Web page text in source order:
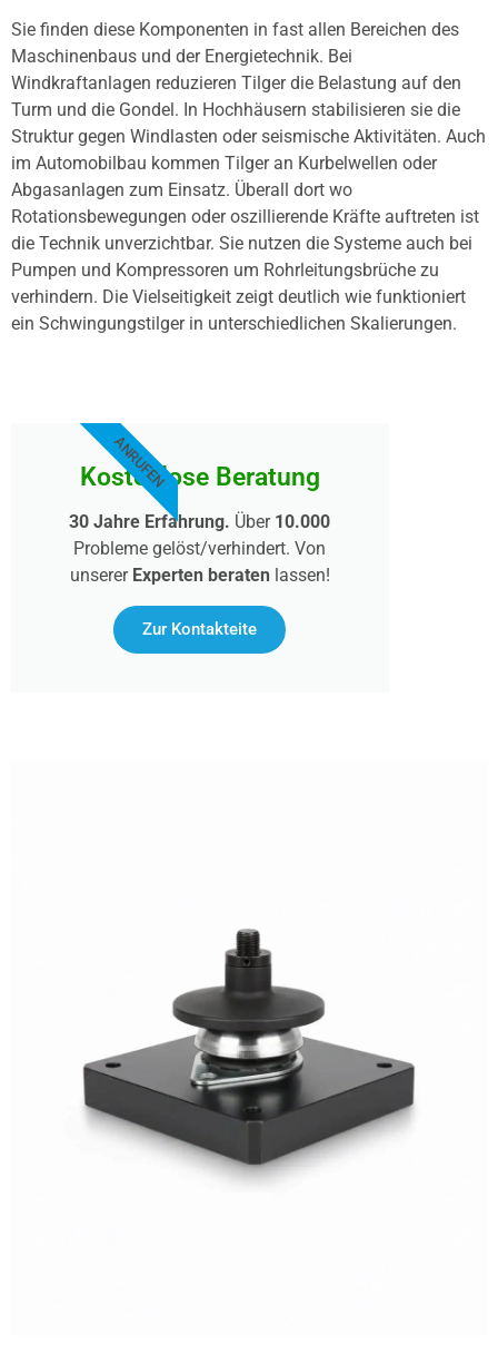
Sie finden diese Komponenten in fast allen Bereichen des
Maschinenbaus und der Energietechnik. Bei
Windkraftanlagen reduzieren Tilger die Belastung auf den
Turm und die Gondel. In Hochhäusern stabilisieren sie die
Struktur gegen Windlasten oder seismische Aktivitäten. Auch
im Automobilbau kommen Tilger an Kurbelwellen oder
Abgasanlagen zum Einsatz. Überall dort wo
Rotationsbewegungen oder oszillierende Kräfte auftreten ist
die Technik unverzichtbar. Sie nutzen die Systeme auch bei
Pumpen und Kompressoren um Rohrleitungsbrüche zu
verhindern. Die Vielseitigkeit zeigt deutlich wie funktioniert
ein Schwingungstilger in unterschiedlichen Skalierungen.
Kostenlose Beratung
30 Jahre Erfahrung. Über 10.000
Probleme gelöst/verhindert. Von
unserer Experten beratenlassen!
Zur Kontakteite
ANRUFEN